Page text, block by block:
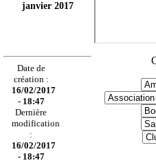
janvier 2017
Date de
création :
16/02/2017
- 18:47
Dernière
modification
:
16/02/2017
- 18:47